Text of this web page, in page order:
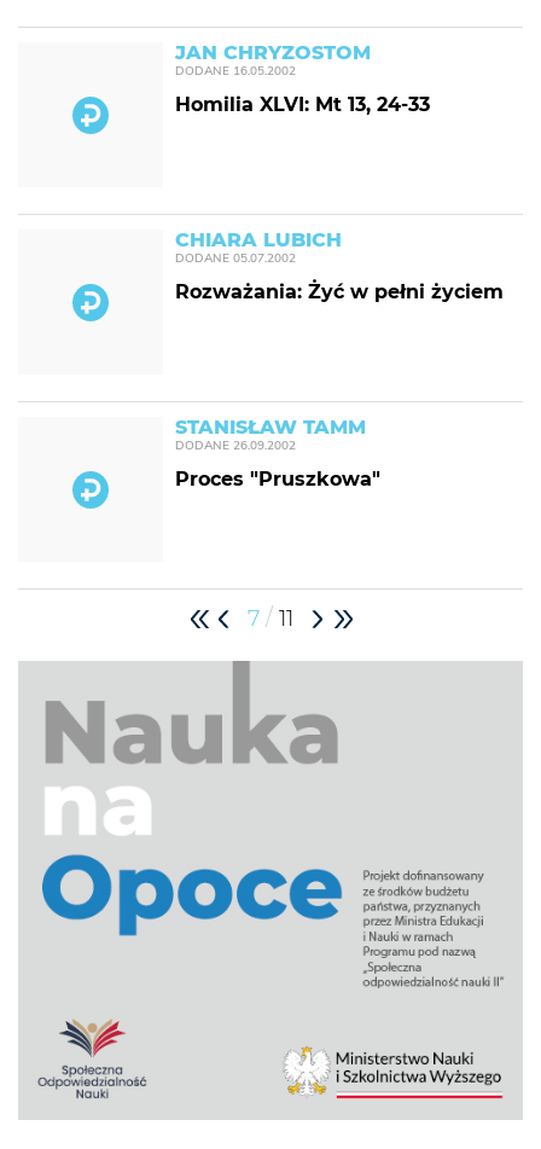
JAN CHRYZOSTOM
DODANE 16.05.2002
Homilia XLVI: Mt 13, 24-33
CHIARA LUBICH
DODANE 05.07.2002
Rozważania: Żyć w pełni życiem
STANISŁAW TAMM
DODANE 26.09.2002
Proces "Pruszkowa"
7 / 11